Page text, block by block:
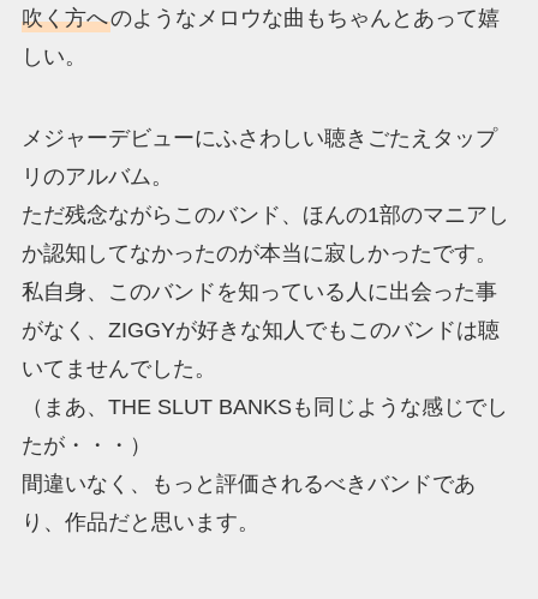
吹く方へのようなメロウな曲もちゃんとあって嬉
しい。
メジャーデビューにふさわしい聴きごたえタップ
リのアルバム。
ただ残念ながらこのバンド、ほんの1部のマニアし
か認知してなかったのが本当に寂しかったです。
私自身、このバンドを知っている人に出会った事
がなく、ZIGGYが好きな知人でもこのバンドは聴
いてませんでした。
（まあ、THE SLUT BANKSも同じような感じでし
たが・・・）
間違いなく、もっと評価されるべきバンドであ
り、作品だと思います。